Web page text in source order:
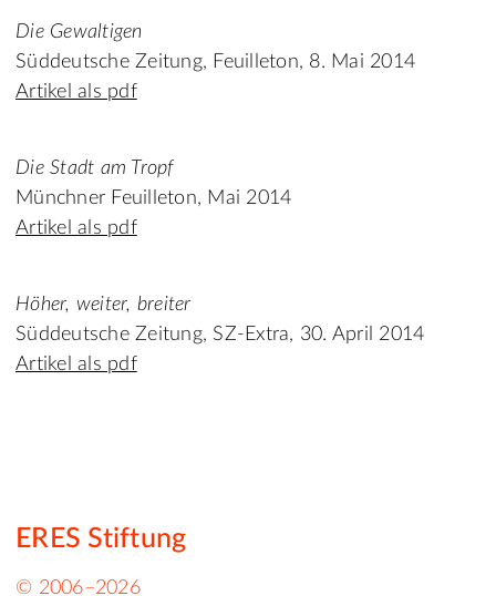
Die Gewaltigen
Süddeutsche Zeitung, Feuilleton, 8. Mai 2014
Artikel als pdf
Die Stadt am Tropf
Münchner Feuilleton, Mai 2014
Artikel als pdf
Höher, weiter, breiter
Süddeutsche Zeitung, SZ-Extra, 30. April 2014
Artikel als pdf
ERES Stiftung
© 2006–2026